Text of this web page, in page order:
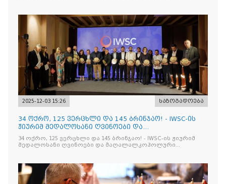
2025-12-03 15:26 საზოგადოება
34 ოქრო, 125 ვერცხლი და 145 ბრინჯაო! - IWSC-ის
ჟიურიმ მედალოსანი ღვინოები და
მაღალალკოჰოლური სასმელე
34 ოქრო, 125 ვერცხლი და 145 ბრინჯაო! - IWSC-ის ჟიურიმ
მედალოსანი ღვინოები და მაღალალკოჰოლური